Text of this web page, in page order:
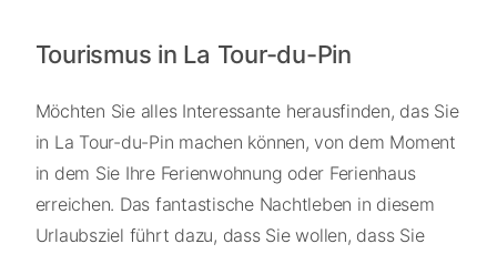
Tourismus in La Tour-du-Pin
Möchten Sie alles Interessante herausfinden, das Sie
in La Tour-du-Pin machen können, von dem Moment
in dem Sie Ihre Ferienwohnung oder Ferienhaus
erreichen. Das fantastische Nachtleben in diesem
Urlaubsziel führt dazu, dass Sie wollen, dass Sie